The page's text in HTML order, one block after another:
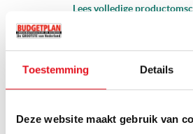
Toestemming Details
Deze website maakt gebruik van
de vaatwasser wilt laten draaien met
gekozen programma wordt sneller en
Belangrijkste kenmerken
Lees volledige
PRODUCTAFMETINGEN
Hoogte XXL